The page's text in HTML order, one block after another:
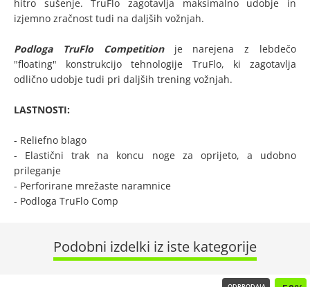
hitro sušenje. TruFlo zagotavlja maksimalno udobje in
izjemno zračnost tudi na daljših vožnjah.
Podloga TruFlo Competitionje narejena z lebdečo
"floating" konstrukcijo tehnologije TruFlo, ki zagotavlja
odlično udobje tudi pri daljših trening vožnjah.
LASTNOSTI:
- Reliefno blago
- Elastični trak na koncu noge za oprijeto, a udobno
prileganje
- Perforirane mrežaste naramnice
- Podloga TruFlo Comp
Podobni izdelki iz iste kategorije